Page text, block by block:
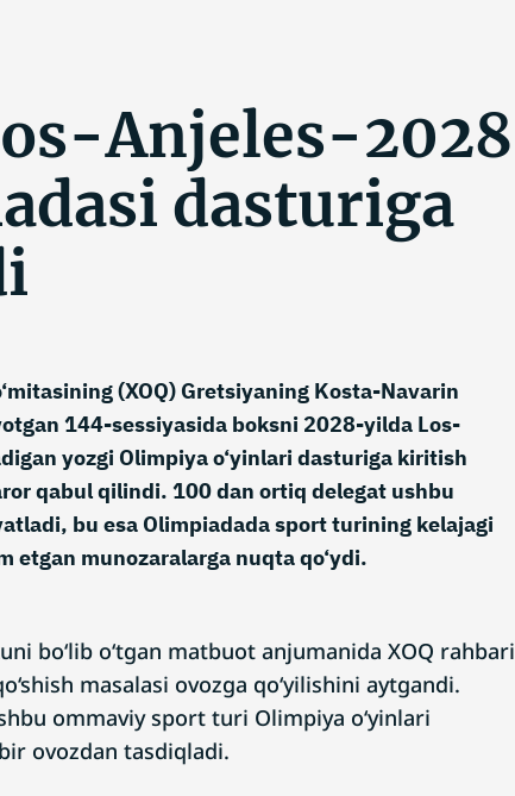
Anjeles-2028
dasturiga
(XOQ) Gretsiyaning Kosta-Navarin
144-sessiyasida boksni 2028-yilda Los-
yozgi Olimpiya o‘yinlari dasturiga kiritish
qabul qilindi. 100 dan ortiq delegat ushbu
bu esa Olimpiadada sport turining kelajagi
etgan munozaralarga nuqta qo‘ydi.
bo‘lib o‘tgan matbuot anjumanida XOQ rahbari
masalasi ovozga qo‘yilishini aytgandi.
ommaviy sport turi Olimpiya o‘yinlari
ovozdan tasdiqladi.